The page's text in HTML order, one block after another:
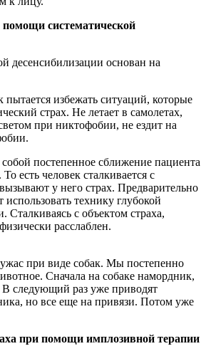
помощи систематической
десенсибилизации основан на
избежать ситуаций, которые
страх. Не летает в самолетах,
при никтофобии, не ездит на
собой постепенное сближение пациента
есть человек сталкивается с
у него страх. Предварительно
использовать технику глубокой
с объектом страха,
расслаблен.
при виде собак. Мы постепенно
Сначала на собаке намордник,
В следующий раз уже приводят
но все еще на привязи. Потом уже
при помощи имплозивной терапии